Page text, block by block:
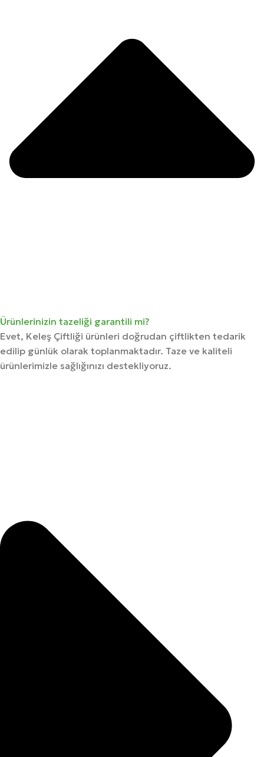
Ürünlerinizin tazeliği garantili mi?
Evet, Keleş Çiftliği ürünleri doğrudan çiftlikten tedarik
edilip günlük olarak toplanmaktadır. Taze ve kaliteli
ürünlerimizle sağlığınızı destekliyoruz.